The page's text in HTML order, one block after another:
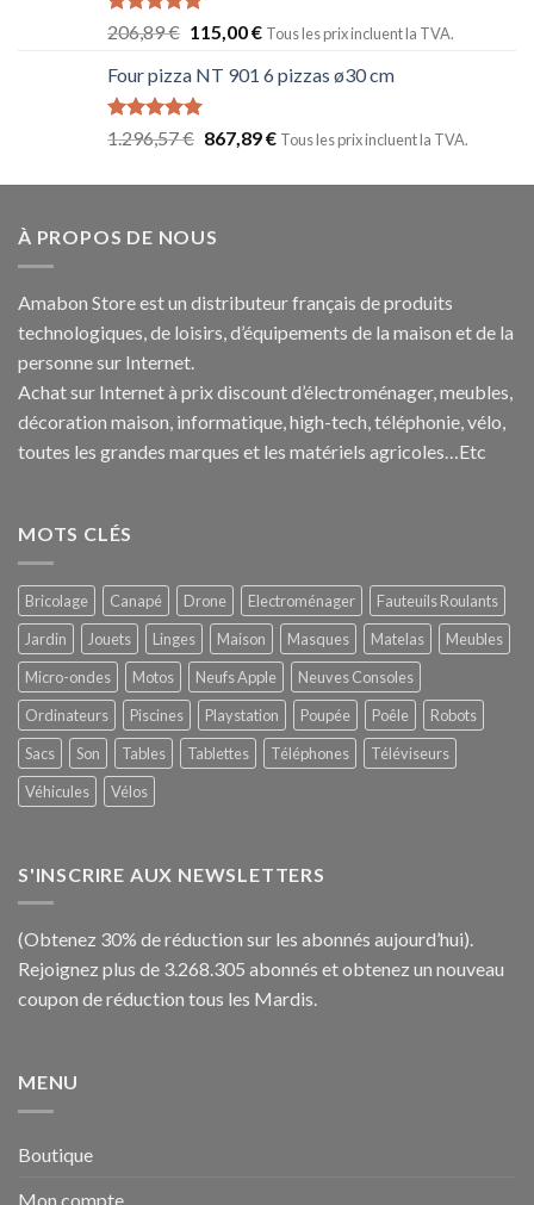
Note5.00
sur 5
206,89€ 115,00€ Tous les prix incluent la TVA.
Four pizza NT 901 6 pizzas ø30 cm
Note 5.00
1.296,57€ 867,89€ Tous les prix incluent la TVA.
À PROPOS DE NOUS
Amabon Store est un distributeur français de produits
technologiques, de loisirs, d’équipements de la maison et de la
personne sur Internet.
Achat sur Internet à prix discount d’électroménager, meubles,
décoration maison, informatique, high-tech , téléphonie, vélo,
toutes les grandes marques et les matériels agricoles…Etc
MOTS CLÉS
Bricolage Canapé Drone Electroménager
Fauteuils Roulants
Jardin
Jouets Linges Maison Masques Matelas
Meubles
Micro-ondes
Motos Neufs Apple
Neuves Consoles
Ordinateurs
Piscines Playstation Poupée Poêle
Robots
Sacs
Son Tables Tablettes Téléphones
Téléviseurs
Véhicules
Vélos
S'INSCRIRE AUX NEWSLETTERS
(Obtenez 30% de réduction sur les abonnés aujourd’hui).
Rejoignez plus de 3.268.305 abonnés et obtenez un nouveau
coupon de réduction tous les Mardis.
MENU
Boutique
Mon compte